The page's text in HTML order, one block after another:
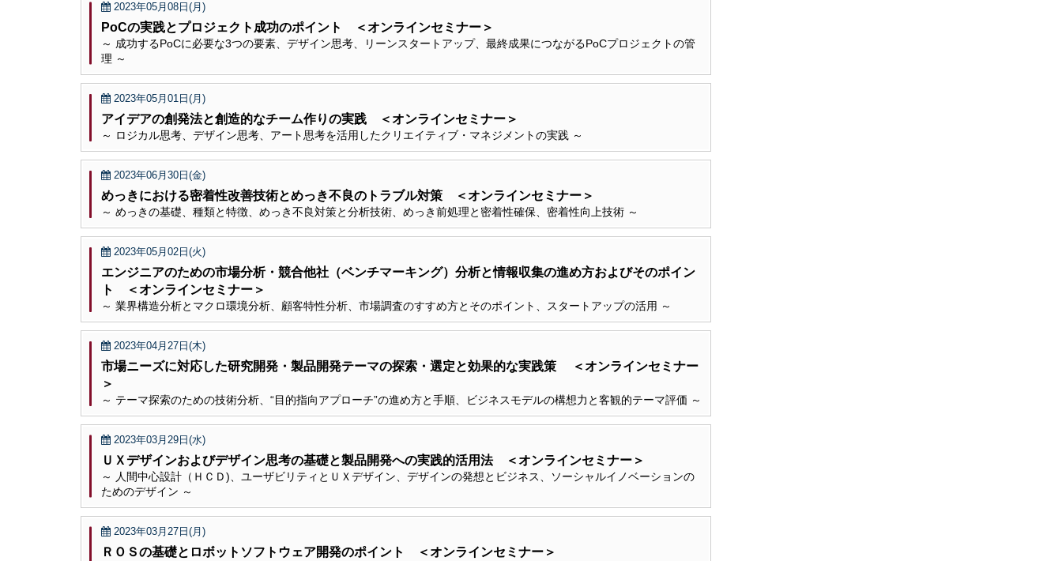
2023年05月08日(月)
PoCの実践とプロジェクト成功のポイント ＜オンラインセミナー＞
～ 成功するPoCに必要な3つの要素、デザイン思考、リーンスタートアップ、最終成果につながるPoCプロジェクトの管
理 ～
2023年05月01日(月)
アイデアの創発法と創造的なチーム作りの実践 ＜オンラインセミナー＞
～ ロジカル思考、デザイン思考、アート思考を活用したクリエイティブ・マネジメントの実践 ～
2023年06月30日(金)
めっきにおける密着性改善技術とめっき不良のトラブル対策 ＜オンラインセミナー＞
～ めっきの基礎、種類と特徴、めっき不良対策と分析技術、めっき前処理と密着性確保、密着性向上技術 ～
2023年05月02日(火)
エンジニアのための市場分析・競合他社（ベンチマーキング）分析と情報収集の進め方およびそのポイン
ト ＜オンラインセミナー＞
～ 業界構造分析とマクロ環境分析、顧客特性分析、市場調査のすすめ方とそのポイント、スタートアップの活用 ～
2023年04月27日(木)
市場ニーズに対応した研究開発・製品開発テーマの探索・選定と効果的な実践策 ＜オンラインセミナー
＞
～ テーマ探索のための技術分析、“目的指向アプローチ”の進め方と手順、ビジネスモデルの構想力と客観的テーマ評価 ～
2023年03月29日(水)
ＵＸデザインおよびデザイン思考の基礎と製品開発への実践的活用法 ＜オンラインセミナー＞
～ 人間中心設計（ＨＣＤ)、ユーザビリティとＵＸデザイン、デザインの発想とビジネス、ソーシャルイノベーションの
ためのデザイン ～
2023年03月27日(月)
ＲＯＳの基礎とロボットソフトウェア開発のポイント ＜オンラインセミナー＞